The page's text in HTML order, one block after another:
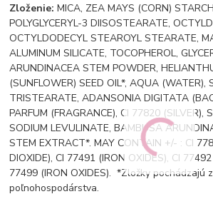
Zloženie:MICA, ZEA MAYS (CORN)
POLYGLYCERYL-3 DIISOSTEARATE,
OCTYLDODECYL STEAROYL STEARATE,
ALUMINUM SILICATE, TOCOPHEROL,
ARUNDINACEA STEM POWDER,
(SUNFLOWER) SEED OIL*, AQUA (WATER),
TRISTEARATE, ADANSONIA DIGITATA
PARFUM (FRAGRANCE), CI 77820 (SILVER),
SODIUM LEVULINATE, BAMBUSA
STEM EXTRACT*. MAY CONTAIN +/- : CI
DIOXIDE), CI 77491 (IRON OXIDES), CI
77499 (IRON OXIDES). *Zložky pochádzajú
poľnohospodárstva.